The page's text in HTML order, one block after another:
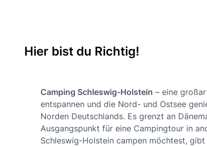
Hier bist du Richtig!
Camping Schleswig-Holstein – eine
entspannen und die Nord- und Ostsee
Norden Deutschlands. Es grenzt an
Ausgangspunkt für eine Campingtour in
Schleswig-Holstein campen möchtest,